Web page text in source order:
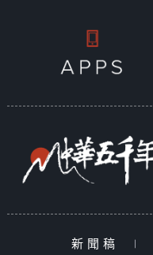
新聞稿 |